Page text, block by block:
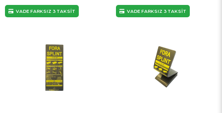
VADE FARKSIZ 3 TAKSİT VADE FARKSIZ 3 TAKSİT